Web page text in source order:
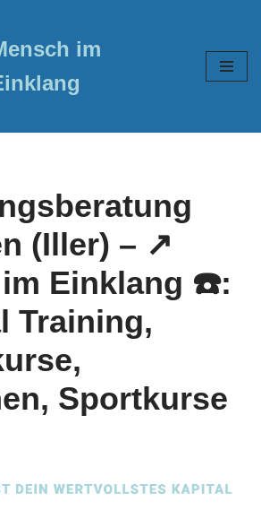
im
(Iller) – ↗️
Einklang ☎️:
Training,
Sportkurse